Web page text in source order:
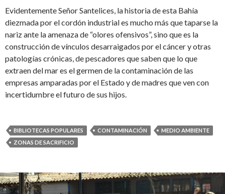
Evidentemente Señor Santelices, la historia de esta Bahía
diezmada por el cordón industrial es mucho más que taparse la
nariz ante la amenaza de “olores ofensivos”, sino que es la
construcción de vínculos desarraigados por el cáncer y otras
patologías crónicas, de pescadores que saben que lo que
extraen del mar es el germen de la contaminación de las
empresas amparadas por el Estado y de madres que ven con
incertidumbre el futuro de sus hijos.
BIBLIOTECAS POPULARES CONTAMINACIÓN
MEDIO AMBIENTE
ZONAS DE SACRIFICIO